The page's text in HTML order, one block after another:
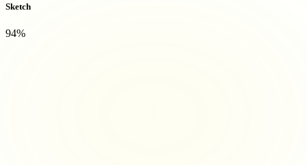
Sketch
94%